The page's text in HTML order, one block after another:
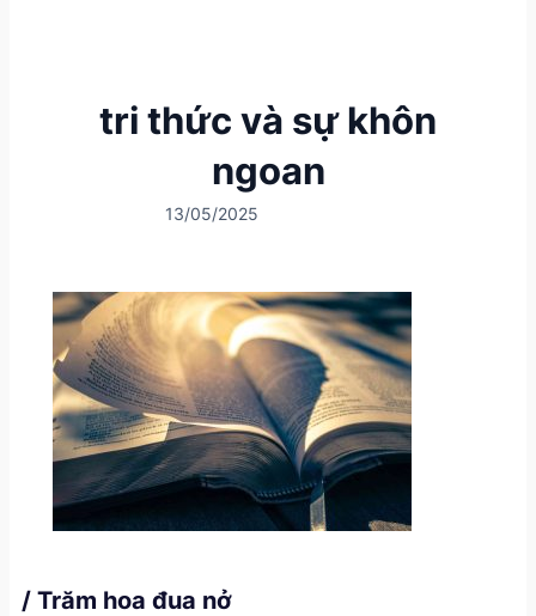
tri thức và sự khôn
ngoan
13/05/2025
/ Trăm hoa đua nở